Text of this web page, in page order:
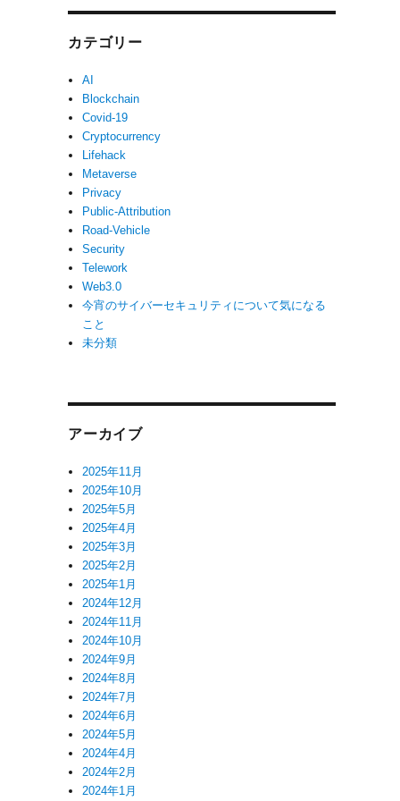
カテゴリー
AI
Blockchain
Covid-19
Cryptocurrency
Lifehack
Metaverse
Privacy
Public-Attribution
Road-Vehicle
Security
Telework
Web3.0
今宵のサイバーセキュリティについて気になる
こと
未分類
アーカイブ
2025年11月
2025年10月
2025年5月
2025年4月
2025年3月
2025年2月
2025年1月
2024年12月
2024年11月
2024年10月
2024年9月
2024年8月
2024年7月
2024年6月
2024年5月
2024年4月
2024年2月
2024年1月